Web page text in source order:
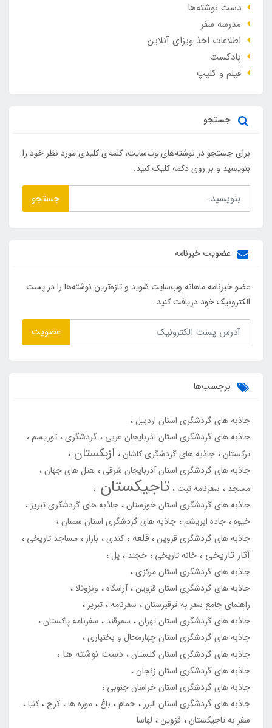
دست نوشته‌ها
مدرسه سفر
اطلاعات اخذ ویزای آنلاین
پادکست
فیلم و کلیپ
جستجو
برای جستجو در نوشته‌های وب‌سایت، کلمه‌ی کلیدی مورد نظر خود را
بنویسید و بر روی دکمه کلیک کنید.
جستجو
عضویت خبرنامه
عضو خبرنامه ماهانه وب‌سایت شوید و تازه‌ترین نوشته‌ها را در پست
الکترونیک خود دریافت کنید.
عضویت
برچسب‌ها
جاذبه های گردشگری استان اردبیل
جاذبه های گردشگری استان آذربایجان غربی
گردشگری توریسم
ترکستان جاذبه های گردشگری کاشان ازبکستان
جاذبه های گردشگری استان آذربایجان شرقی
هتل های جهان
مسجد
سفرنامه تبت تاجیکستان
جاذبه های گردشگری استان خوزستان جاذبه های گردشگری تبریز
خیوه جاده ابریشم جاذبه های گردشگری استان سمنان
جاذبه های گردشگری قزوین قلعه کندی بازار مساجد تاریخی
آثار تاریخی خانه تاریخی خجند
پل
جاذبه های گردشگری استان مرکزی
جاذبه های گردشگری استان قزوین آرامگاه
ونزوئلا
راهنمای جامع سفر به قرقیزستان
سفرنامه تبریز
جاذبه های گردشگری استان تهران
سمرقند
سفرنامه پاکستان
جاذبه های گردشگری استان چهارمحال و بختیاری
جاذبه های گردشگری استان گلستان
دست نوشته ها
جاذبه های گردشگری استان زنجان
جاذبه های گردشگری استان خراسان جنوبی
جاذبه های گردشگری استان البرز
حمام باغ موزه ها کرج کنیا
سفر به تاجیکستان قزوین لهاسا